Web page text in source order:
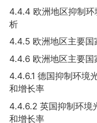
4.4.4 欧洲地区抑制
析
4.4.5 欧洲地区主要国
4.4.6 欧洲地区主要国
4.4.6.1 德国抑制环境
和增长率
4.4.6.2 英国抑制环境
和增长率